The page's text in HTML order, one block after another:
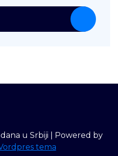
u Srbiji | Powered by
tema